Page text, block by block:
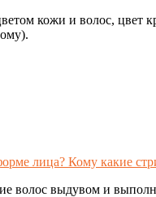
кожи и волос, цвет
лица? Кому какие
волос выдувом и